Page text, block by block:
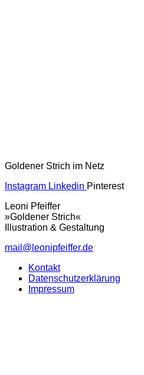
Goldener Strich im Netz
Instagram Linkedin Pinterest
Leoni Pfeiffer
»Goldener Strich«
Illustration & Gestaltung
mail@leonipfeiffer.de
Kontakt
Datenschutzerklärung
Impressum